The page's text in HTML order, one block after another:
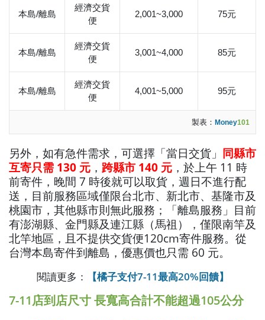
本島/離島
經濟交貨
便
2,001~3,000 75元
本島/離島
經濟交貨
便
3,001~4,000 85元
本島/離島
經濟交貨
便
4,001~5,000 95元
製表： Money101
另外，如有急件需求，可選擇「當日交貨」 同縣市
互寄只需 130 元 ， 跨縣市 140 元 ，於上午 11 時
前寄件，晚間 7 時後就可以取貨，週日不進行配
送，目前服務區域僅限台北市、新北市、基隆市及
桃園市，其他縣市則無此服務；「離島服務」目前
有澎湖縣、金門縣及連江縣（馬祖），僅限南竿及
北竿地區，且不提供交貨便120cm寄件服務。從
台灣本島寄件到離島，優惠價也只需 60 元。
閱讀更多： 【橘子支付7-11最高20%回饋】
7-11店到店尺寸 長寬高合計不能超過105公分